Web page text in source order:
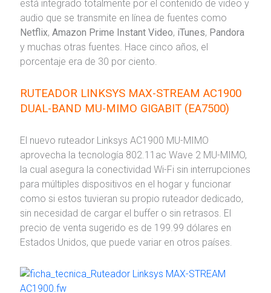
está integrado totalmente por el contenido de video y
audio que se transmite en línea de fuentes como
Netflix, Amazon Prime Instant Video, iTunes, Pandora
y muchas otras fuentes. Hace cinco años, el
porcentaje era de 30 por ciento.
RUTEADOR LINKSYS MAX-STREAM AC1900
DUAL-BAND MU-MIMO GIGABIT (EA7500)
El nuevo ruteador Linksys AC1900 MU-MIMO
aprovecha la tecnología 802.11ac Wave 2 MU-MIMO,
la cual asegura la conectividad Wi-Fi sin interrupciones
para múltiples dispositivos en el hogar y funcionar
como si estos tuvieran su propio ruteador dedicado,
sin necesidad de cargar el buffer o sin retrasos. El
precio de venta sugerido es de 199.99 dólares en
Estados Unidos, que puede variar en otros países.